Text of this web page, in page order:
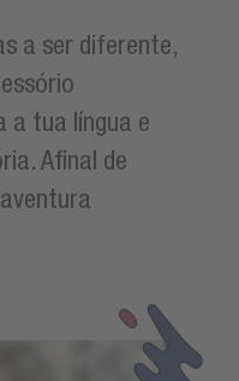
a ser diferente,
a tua língua e
Afinal de